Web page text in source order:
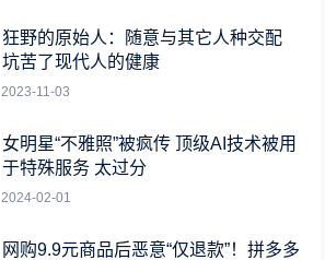
狂野的原始人：随意与其它人种交配
坑苦了现代人的健康
2023-11-03
女明星“不雅照”被疯传 顶级AI技术被用
于特殊服务 太过分
2024-02-01
网购9.9元商品后恶意“仅退款”！拼多多